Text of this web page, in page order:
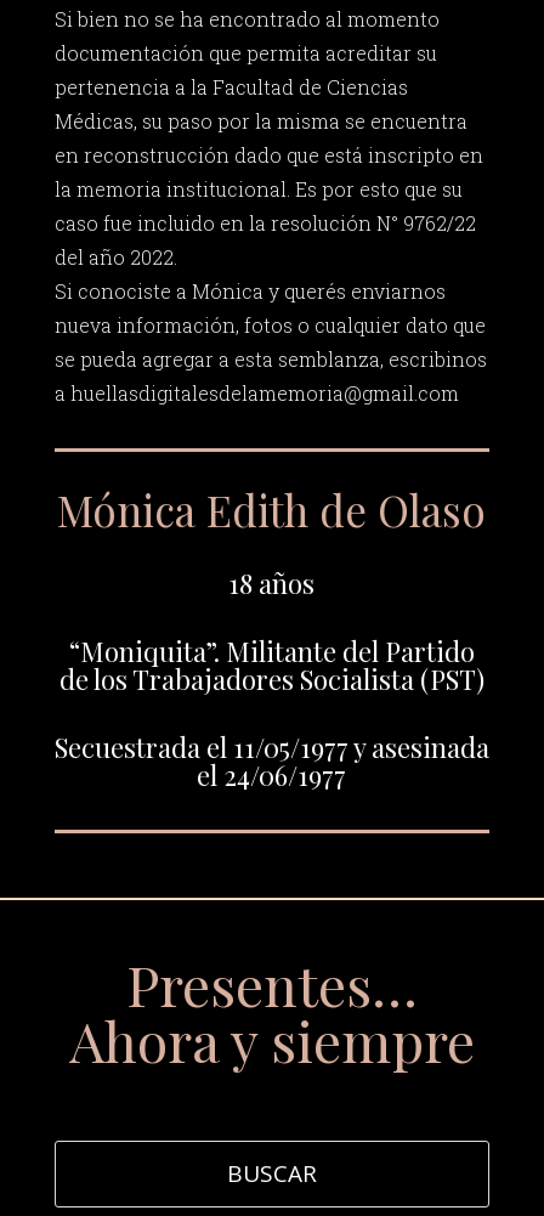
Si bien no se ha encontrado al momento
documentación que permita acreditar su
pertenencia a la Facultad de Ciencias
Médicas, su paso por la misma se encuentra
en reconstrucción dado que está inscripto en
la memoria institucional. Es por esto que su
caso fue incluido en la resolución N° 9762/22
del año 2022.
Si conociste a Mónica y querés enviarnos
nueva información, fotos o cualquier dato que
se pueda agregar a esta semblanza, escribinos
a huellasdigitalesdelamemoria@gmail.com
Mónica Edith de Olaso
18 años
“Moniquita”. Militante del Partido
de los Trabajadores Socialista (PST)
Secuestrada el 11/05/1977 y asesinada
el 24/06/1977
Presentes…
Ahora y siempre